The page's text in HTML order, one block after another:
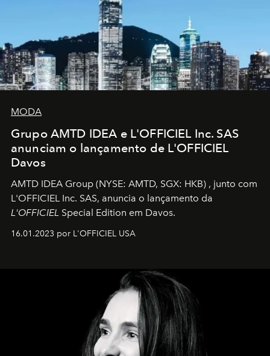
MODA
Grupo AMTD IDEA e L'OFFICIEL Inc. SAS
anunciam o lançamento de L'OFFICIEL
Davos
AMTD IDEA Group (NYSE: AMTD, SGX: HKB) , junto com
L'OFFICIEL Inc. SAS, anuncia o lançamento da
L'OFFICIEL Special Edition em Davos.
16.01.2023 por L'OFFICIEL USA